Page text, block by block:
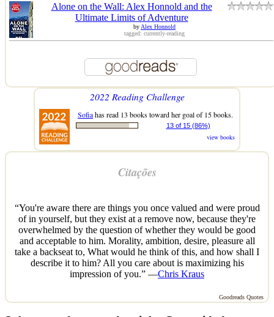
Alone on the Wall: Alex Honnold and the
Ultimate Limits of Adventure
by Alex Honnold
tagged: currently-reading
2022 Reading Challenge
Sofiahas read 13 books toward her goal of 15 books.
13 of 15 (86%)
view books
Citações
“You're aware there are things you once valued and were proud
of in yourself, but they exist at a remove now, because they're
overwhelmed by the question of whether they would be good
and acceptable to him. Morality, ambition, desire, pleasure all
take a backseat to, What would he think of this, and how shall I
describe it to him? All you care about is maximizing his
impression of you.” —Chris Kraus
Goodreads Quotes